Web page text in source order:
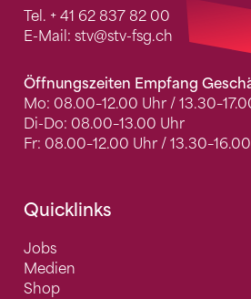
Tel. + 41 62 837 82 00
E-Mail: stv@stv-fsg.ch
Öffnungszeiten Empfang
Mo: 08.00–12.00 Uhr /
Di-Do: 08.00–13.00 Uhr
Fr: 08.00–12.00 Uhr /
Quicklinks
Jobs
Medien
Shop